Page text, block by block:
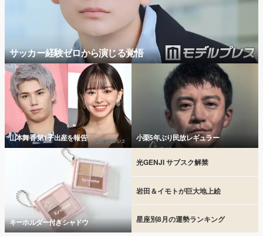
サッカー経験ゼロから演じる覚悟
山本舞香 第1子出産を報告 小栗5年ぶり民放レギュラー
キーホルダー付きシャドウ
光GENJI サブスク解禁
岩田＆イモトが巨大地上絵
星座別8月の運勢ランキング